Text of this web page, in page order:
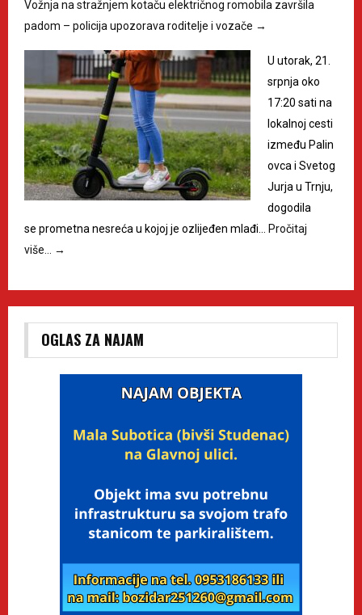
Vožnja na stražnjem kotaču električnog romobila završila
padom – policija upozorava roditelje i vozače →
U utorak, 21.
srpnja oko
17:20 sati na
lokalnoj cesti
između Palin
ovca i Svetog
Jurja u Trnju,
dogodila
se prometna nesreća u kojoj je ozlijeđen mlađi…
Pročitaj
više…
→
OGLAS ZA NAJAM